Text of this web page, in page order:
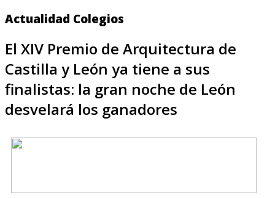
Actualidad Colegios
El XIV Premio de Arquitectura de
Castilla y León ya tiene a sus
finalistas: la gran noche de León
desvelará los ganadores